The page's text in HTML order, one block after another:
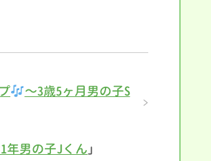
〜3歳5ヶ月男の子S
年男の子Jくん 」